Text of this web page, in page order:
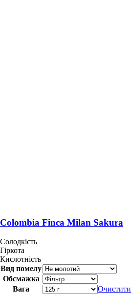
Colombia Finca Milan Sakura
Солодкість
Гіркота
Кислотність
Вид помелу
Обсмажка
Вага
Очистити